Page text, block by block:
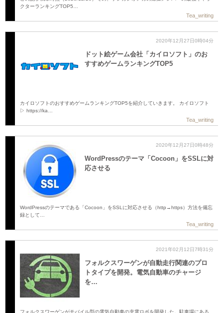
クターランキングTOP5…
Tea_writing
2020年12月27日0時04分
ドット絵ゲーム会社「カイロソフト」のお
すすめゲームランキングTOP5
カイロソフトのおすすめゲームランキングTOP5を紹介していきます。 カイロソフト
▷ https://ka…
Tea_writing
2020年12月27日0時48分
WordPressのテーマ「Cocoon」をSSLに対
応させる
WordPressのテーマである「Cocoon」をSSLに対応させる（http→https）方法を備忘
録として…
Tea_writing
2021年02月12日7時31分
フォルクスワーゲンが自動走行関連のプロ
トタイプを開発。電気自動車のチャージ
を…
フォルクスワーゲンがモバイル型の電気自動車の充電ロボを開発した。駐車場にある